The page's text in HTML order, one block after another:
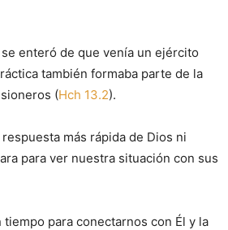
enteró de que venía un ejército
también formaba parte de la
(Hch 13.2).
más rápida de Dios ni
para ver nuestra situación con sus
para conectarnos con Él y la